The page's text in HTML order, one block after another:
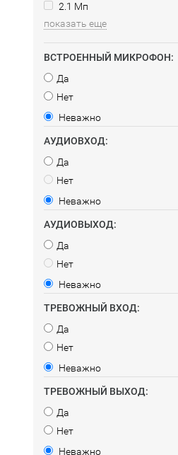
2.1 Мп
показать еще
ВСТРОЕННЫЙ МИКРОФОН:
Да
Нет
Неважно
АУДИОВХОД:
Да
Нет
Неважно
АУДИОВЫХОД:
Да
Нет
Неважно
ТРЕВОЖНЫЙ ВХОД:
Да
Нет
Неважно
ТРЕВОЖНЫЙ ВЫХОД:
Да
Нет
Неважно